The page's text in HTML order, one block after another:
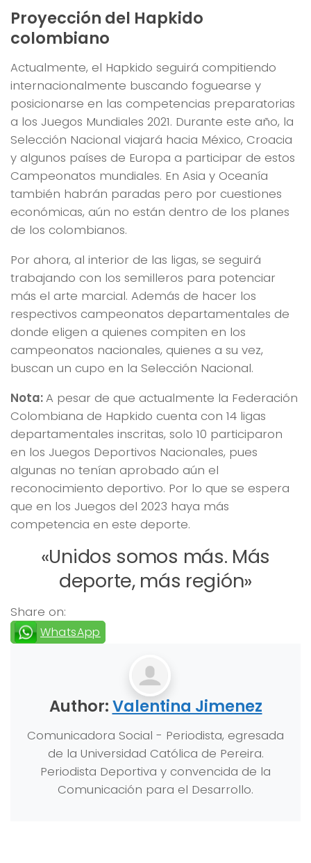
Proyección del Hapkido
colombiano
Actualmente, el Hapkido seguirá compitiendo
internacionalmente buscando foguearse y
posicionarse en las competencias preparatorias
a los Juegos Mundiales 2021. Durante este año, la
Selección Nacional viajará hacia México, Croacia
y algunos países de Europa a participar de estos
Campeonatos mundiales. En Asia y Oceanía
también habrán paradas pero por cuestiones
económicas, aún no están dentro de los planes
de los colombianos.
Por ahora, al interior de las ligas, se seguirá
trabajando con los semilleros para potenciar
más el arte marcial. Además de hacer los
respectivos campeonatos departamentales de
donde eligen a quienes compiten en los
campeonatos nacionales, quienes a su vez,
buscan un cupo en la Selección Nacional.
Nota:A pesar de que actualmente la Federación
Colombiana de Hapkido cuenta con 14 ligas
departamentales inscritas, solo 10 participaron
en los Juegos Deportivos Nacionales, pues
algunas no tenían aprobado aún el
reconocimiento deportivo. Por lo que se espera
que en los Juegos del 2023 haya más
competencia en este deporte.
«Unidos somos más. Más
deporte, más región»
Share on:
WhatsApp
Author:Valentina Jimenez
Comunicadora Social - Periodista, egresada
de la Universidad Católica de Pereira.
Periodista Deportiva y convencida de la
Comunicación para el Desarrollo.